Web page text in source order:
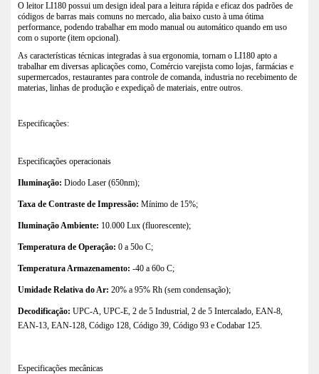
O leitor LI180 possui um design ideal para a leitura rápida e eficaz dos padrões de
códigos de barras mais comuns no mercado, alia baixo custo à uma ótima
performance, podendo trabalhar em modo manual ou automático quando em uso
com o suporte (item opcional).
As características técnicas integradas à sua ergonomia, tornam o LI180 apto a
trabalhar em diversas aplicações como, Comércio varejista como lojas, farmácias e
supermercados, restaurantes para controle de comanda, industria no recebimento de
materias, linhas de produção e expediçaõ de materiais, entre outros.
Especificações:
Especificações operacionais
Iluminação: Diodo Laser (650nm);
Taxa de Contraste de Impressão: Mínimo de 15%;
Iluminação Ambiente: 10.000 Lux (fluorescente);
Temperatura de Operação: 0 a 50o C;
Temperatura Armazenamento: -40 a 60o C;
Umidade Relativa do Ar: 20% a 95% Rh (sem condensação);
Decodificação: UPC-A, UPC-E, 2 de 5 Industrial, 2 de 5 Intercalado, EAN-8,
EAN-13, EAN-128, Código 128, Código 39, Código 93 e Codabar 125.
Especificações mecânicas